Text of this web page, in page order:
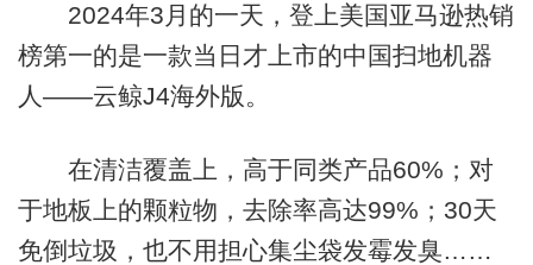
2024年3月的一天，登上美国亚马逊热销
榜第一的是一款当日才上市的中国扫地机器
人——云鲸J4海外版。
在清洁覆盖上，高于同类产品60%；对
于地板上的颗粒物，去除率高达99%；30天
免倒垃圾，也不用担心集尘袋发霉发臭……